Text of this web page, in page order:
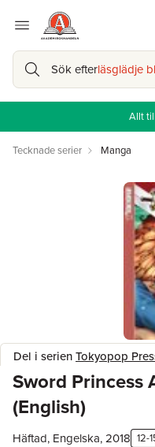
Sök efterläsglädje
Allt
Tecknade serier Manga
Del i serienTokyopop
Sword Princess
(English)
Häftad, Engelska, 2018 12-